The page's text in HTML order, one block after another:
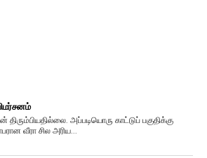
அப்படியொரு காட்டுப் பகுதிக்கு
வீரா சில அரிய...